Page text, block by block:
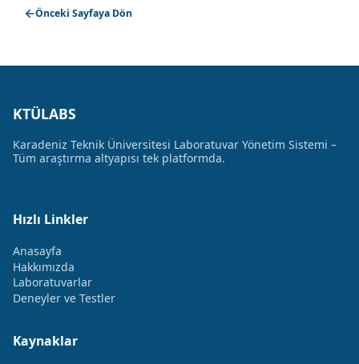
Önceki Sayfaya Dön
KTÜLABS
Karadeniz Teknik Üniversitesi Laboratuvar Yönetim Sistemi –
Tüm araştırma altyapısı tek platformda.
Hızlı Linkler
Anasayfa
Hakkımızda
Laboratuvarlar
Deneyler ve Testler
Kaynaklar